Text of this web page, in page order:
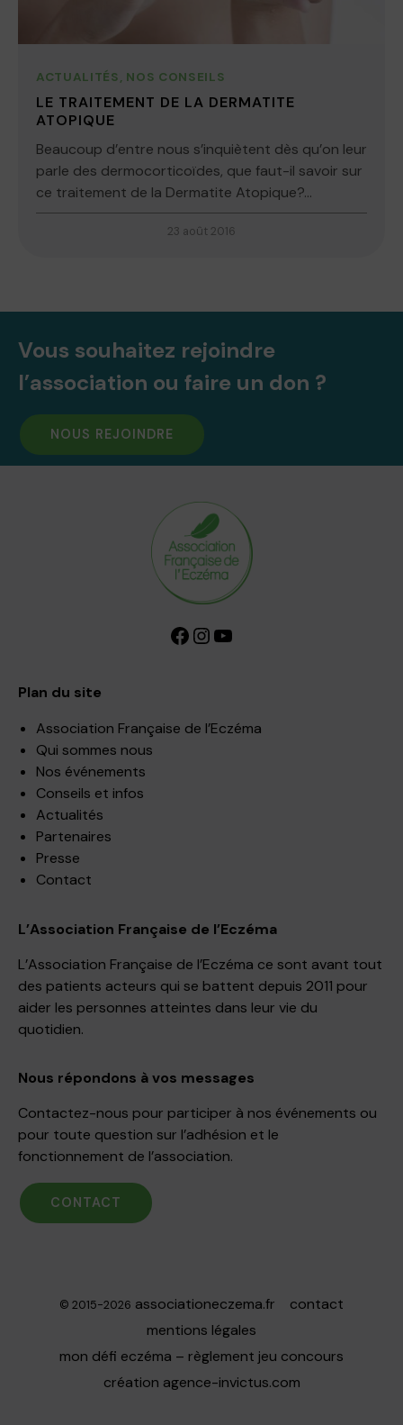
ACTUALITÉS, NOS CONSEILS
LE TRAITEMENT DE LA DERMATITE
ATOPIQUE
Beaucoup d’entre nous s’inquiètent dès qu’on leur
parle des dermocorticoïdes, que faut-il savoir sur
ce traitement de la Dermatite Atopique?...
23 août 2016
Vous souhaitez rejoindre
l’association ou faire un don ?
NOUS REJOINDRE
Facebook InstagramYouTube
Plan du site
Association Française de l’Eczéma
Qui sommes nous
Nos événements
Conseils et infos
Actualités
Partenaires
Presse
Contact
L’Association Française de l’Eczéma
L’Association Française de l’Eczéma ce sont avant tout
des patients acteurs qui se battent depuis 2011 pour
aider les personnes atteintes dans leur vie du
quotidien.
Nous répondons à vos messages
Contactez-nous pour participer à nos événements ou
pour toute question sur l’adhésion et le
fonctionnement de l’association.
CONTACT
© 2015-2026 associationeczema.fr
contact
mentions légales
mon défi eczéma – règlement jeu concours
création agence-invictus.com